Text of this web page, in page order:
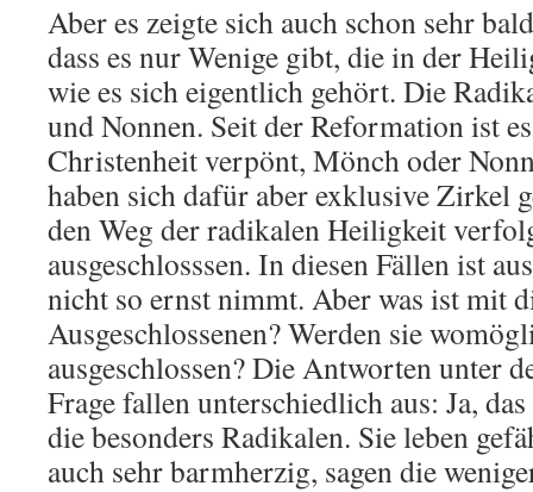
Aber es zeigte sich auch schon sehr
dass es nur Wenige gibt, die in der
wie es sich eigentlich gehört. Die
und Nonnen. Seit der Reformation ist
Christenheit verpönt, Mönch oder
haben sich dafür aber exklusive Zirkel
den Weg der radikalen Heiligkeit
ausgeschlosssen. In diesen Fällen ist
nicht so ernst nimmt. Aber was ist mit
Ausgeschlossenen? Werden sie
ausgeschlossen? Die Antworten unter
Frage fallen unterschiedlich aus: Ja,
die besonders Radikalen. Sie leben
auch sehr barmherzig, sagen die